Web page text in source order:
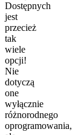
Dostępnych
jest
przecież
tak
wiele
opcji!
Nie
dotyczą
one
wyłącznie
różnorodnego
oprogramowania,